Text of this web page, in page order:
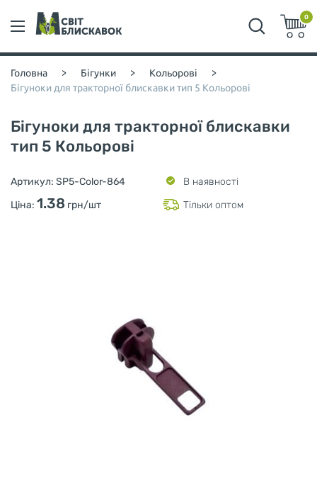
0
Головна > Бігунки > Кольорові >
Бігуноки для тракторної блискавки тип 5 Кольорові
Бігуноки для тракторної блискавки
тип 5 Кольорові
Артикул: SP5-Color-864
В наявності
Ціна: 1.38 грн/шт Тільки оптом